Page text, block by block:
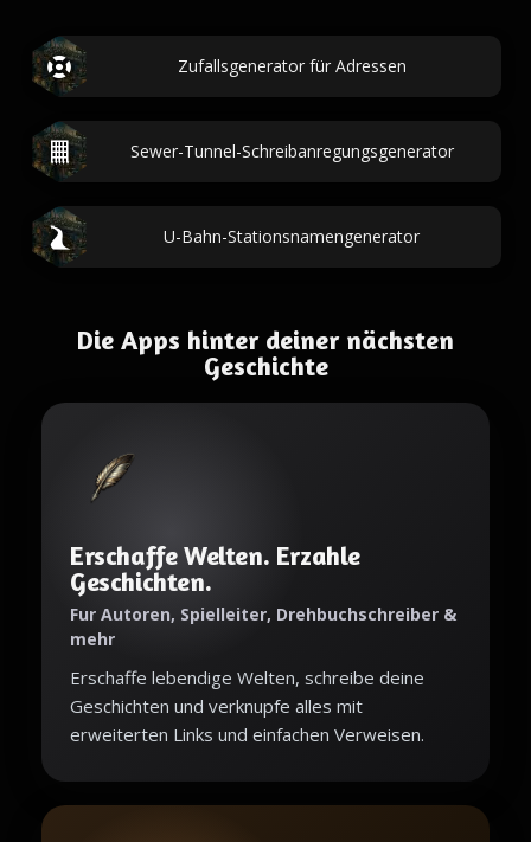
Zufallsgenerator für Adressen
Sewer-Tunnel-Schreibanregungsgenerator
U-Bahn-Stationsnamengenerator
Die Apps hinter deiner nächsten
Geschichte
Erschaffe Welten. Erzahle
Geschichten.
Fur Autoren, Spielleiter, Drehbuchschreiber &
mehr
Erschaffe lebendige Welten, schreibe deine
Geschichten und verknupfe alles mit
erweiterten Links und einfachen Verweisen.